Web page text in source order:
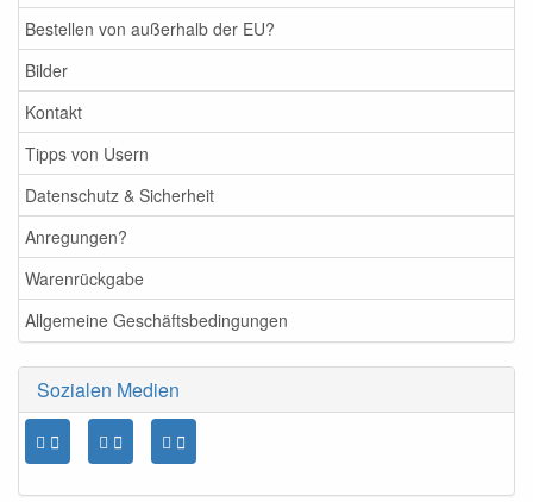
Bestellen von außerhalb der EU?
Bilder
Kontakt
Tipps von Usern
Datenschutz & Sicherheit
Anregungen?
Warenrückgabe
Allgemeine Geschäftsbedingungen
Sozialen Medien